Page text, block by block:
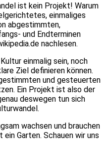
ist kein Projekt! Warum
einmaliges
abgestimmten,
und Endterminen
nachlesen.
einmalig sein, noch
Ziel definieren können.
und gesteuerten
Ein Projekt ist also der
deswegen tun sich
wachsen und brauchen
Garten. Schauen wir uns